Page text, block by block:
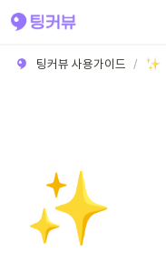
팅커뷰 사용가이드 /
✨